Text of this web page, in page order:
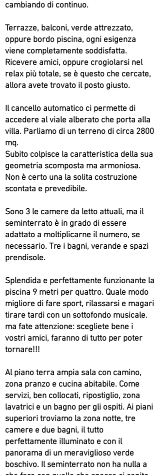
cambiando di continuo.
Terrazze, balconi, verde attrezzato,
oppure bordo piscina, ogni esigenza
viene completamente soddisfatta.
Ricevere amici, oppure crogiolarsi nel
relax più totale, se è questo che cercate,
allora avete trovato il posto giusto.
Il cancello automatico ci permette di
accedere al viale alberato che porta alla
villa. Parliamo di un terreno di circa 2800
mq.
Subito colpisce la caratteristica della sua
geometria scomposta ma armoniosa.
Non è certo una la solita costruzione
scontata e prevedibile.
Sono 3 le camere da letto attuali, ma il
seminterrato è in grado di essere
adattato a moltiplicarne il numero, se
necessario. Tre i bagni, verande e spazi
prendisole.
Splendida e perfettamente funzionante la
piscina 9 metri per quattro. Quale modo
migliore di fare sport, rilassarsi e magari
tirare tardi con un sottofondo musicale.
ma fate attenzione: scegliete bene i
vostri amici, faranno di tutto per poter
tornare!!!
Al piano terra ampia sala con camino,
zona pranzo e cucina abitabile. Come
servizi, ben collocati, ripostiglio, zona
lavatrici e un bagno per gli ospiti. Ai piani
superiori troviamo la zona notte, tre
camere e due bagni, il tutto
perfettamente illuminato e con il
panorama di un meraviglioso verde
boschivo. Il seminterrato non ha nulla a